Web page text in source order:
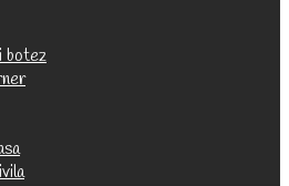
botez